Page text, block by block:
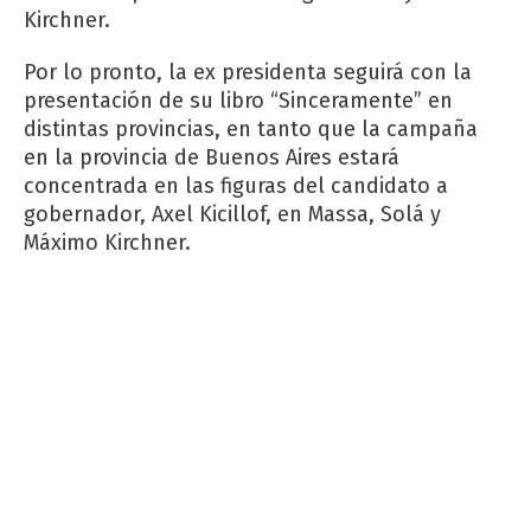
Kirchner.
Por lo pronto, la ex presidenta seguirá con la
presentación de su libro “Sinceramente” en
distintas provincias, en tanto que la campaña
en la provincia de Buenos Aires estará
concentrada en las figuras del candidato a
gobernador, Axel Kicillof, en Massa, Solá y
Máximo Kirchner.